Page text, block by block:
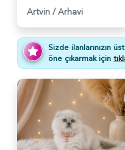
Artvin / Arhavi
Sizde ilanlarınızın
öne çıkarmak için